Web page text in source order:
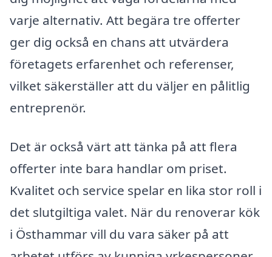
varje alternativ. Att begära tre offerter
ger dig också en chans att utvärdera
företagets erfarenhet och referenser,
vilket säkerställer att du väljer en pålitlig
entreprenör.
Det är också värt att tänka på att flera
offerter inte bara handlar om priset.
Kvalitet och service spelar en lika stor roll i
det slutgiltiga valet. När du renoverar kök
i Östhammar vill du vara säker på att